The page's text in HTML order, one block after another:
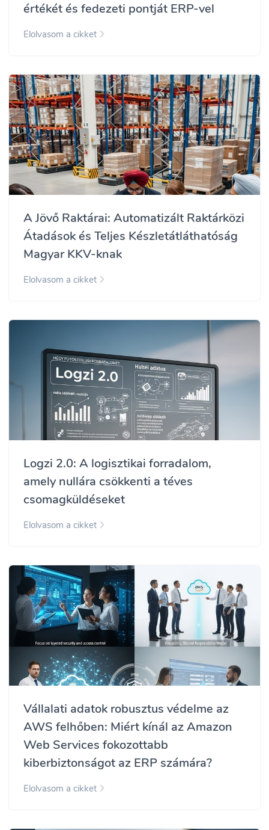
értékét és fedezeti pontját ERP-vel
Elolvasom a cikket
A Jövő Raktárai: Automatizált Raktárközi
Átadások és Teljes Készletátláthatóság
Magyar KKV-knak
Elolvasom a cikket
Logzi 2.0: A logisztikai forradalom,
amely nullára csökkenti a téves
csomagküldéseket
Elolvasom a cikket
Vállalati adatok robusztus védelme az
AWS felhőben: Miért kínál az Amazon
Web Services fokozottabb
kiberbiztonságot az ERP számára?
Elolvasom a cikket